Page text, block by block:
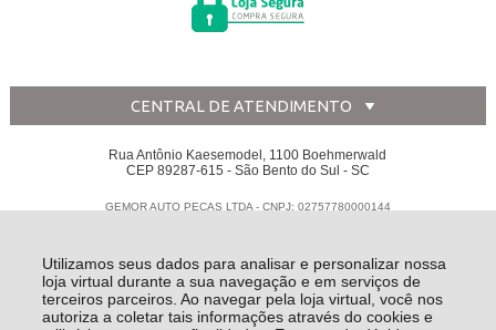
Utilizamos seus dados para analisar e personalizar nossa
loja virtual durante a sua navegação e em serviços de
terceiros parceiros. Ao navegar pela loja virtual, você nos
autoriza a coletar tais informações através do cookies e
CENTRAL DE ATENDIMENTO
Rua Antônio Kaesemodel, 1100 Boehmerwald
CEP 89287-615 - São Bento do Sul - SC
GEMOR AUTO PECAS LTDA - CNPJ: 02757780000144